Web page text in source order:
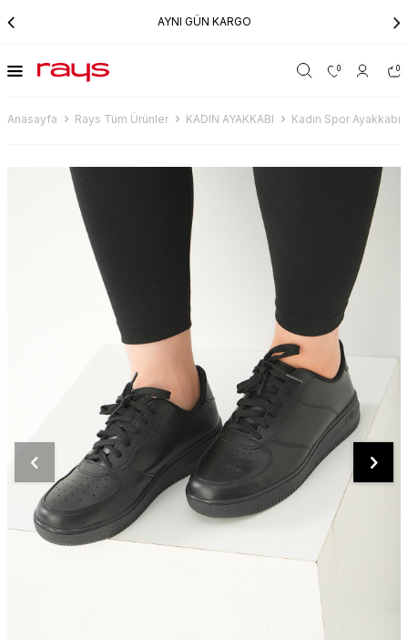
AYNI GÜN KARGO
0 0
Anasayfa Rays Tüm Ürünler KADIN AYAKKABI Kadın Spor